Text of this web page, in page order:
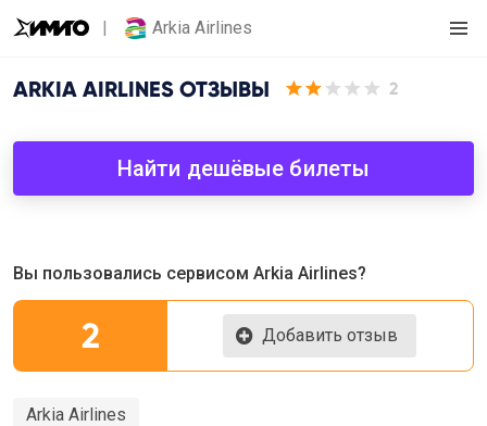
Arkia Airlines
ARKIA AIRLINES ОТЗЫВЫ 2
Найти дешёвые билеты
Вы пользовались сервисом Arkia Airlines?
2 Добавить отзыв
Arkia Airlines